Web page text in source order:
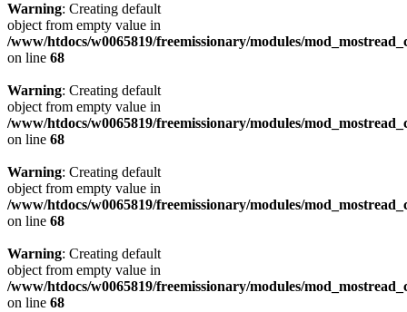
Warning: Creating default
object from empty value in
/www/htdocs/w0065819/freemissionary/modules/
on line 68
Warning: Creating default
object from empty value in
/www/htdocs/w0065819/freemissionary/modules/
on line 68
Warning: Creating default
object from empty value in
/www/htdocs/w0065819/freemissionary/modules/
on line 68
Warning: Creating default
object from empty value in
/www/htdocs/w0065819/freemissionary/modules/
on line 68